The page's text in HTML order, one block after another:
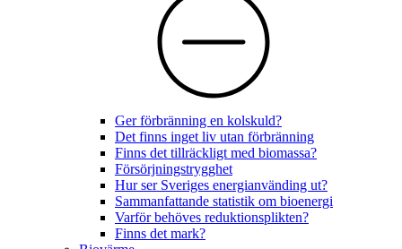
Ger förbränning en kolskuld?
Det finns inget liv utan förbränning
Finns det tillräckligt med biomassa?
Försörjningstrygghet
Hur ser Sveriges energianvänding ut?
Sammanfattande statistik om bioenergi
Varför behöves reduktionsplikten?
Finns det mark?